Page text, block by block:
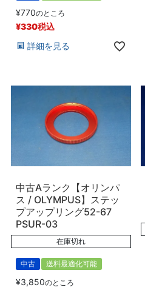
¥770のところ
¥330税込
詳細を見る
中古Aランク【オリンパ
ス / OLYMPUS】ステッ
プアップリング52-67
PSUR-03
在庫切れ
中古 送料最適化可能
¥3,850のところ